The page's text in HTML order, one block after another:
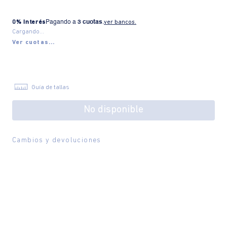
0% Interés Pagando a 3 cuotas.ver bancos.
Cargando...
Ver cuotas...
Guía de tallas
No disponible
Cambios y devoluciones